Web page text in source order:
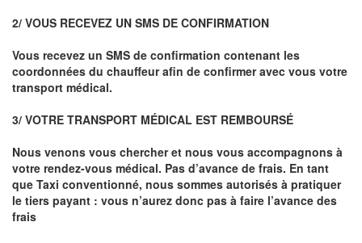
2/ VOUS RECEVEZ UN SMS DE CONFIRMATION
Vous recevez un SMS de confirmation contenant les
coordonnées du chauffeur afin de confirmer avec vous votre
transport médical.
3/ VOTRE TRANSPORT MÉDICAL EST REMBOURSÉ
Nous venons vous chercher et nous vous accompagnons à
votre rendez-vous médical. Pas d’avance de frais. En tant
que Taxi conventionné, nous sommes autorisés à pratiquer
le tiers payant : vous n’aurez donc pas à faire l’avance des
frais